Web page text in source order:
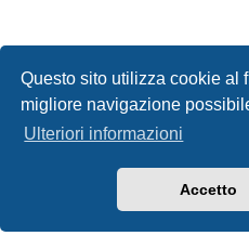
Questo sito utilizza cookie al
migliore navigazione
Ulteriori informazioni
Accetto